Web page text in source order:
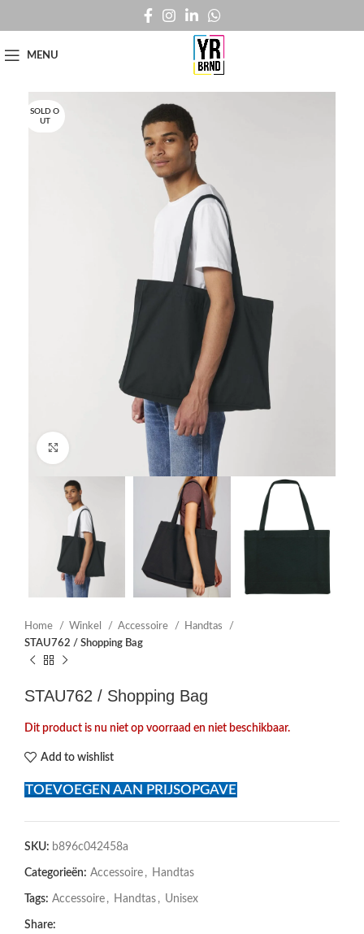
MENU
SOLD O
UT
Home Winkel Accessoire
Handtas
STAU762 / Shopping Bag
STAU762 / Shopping Bag
Dit product is nu niet op voorraad en niet beschikbaar.
Add to wishlist
TOEVOEGEN AAN PRIJSOPGAVE
SKU: b896c042458a
Categorieën: Accessoire , Handtas
Tags: Accessoire , Handtas , Unisex
Share: